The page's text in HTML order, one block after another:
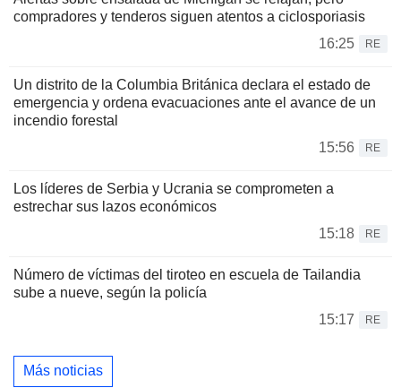
compradores y tenderos siguen atentos a ciclosporiasis
16:25
RE
Un distrito de la Columbia Británica declara el estado de
emergencia y ordena evacuaciones ante el avance de un
incendio forestal
15:56
RE
Los líderes de Serbia y Ucrania se comprometen a
estrechar sus lazos económicos
15:18
RE
Número de víctimas del tiroteo en escuela de Tailandia
sube a nueve, según la policía
15:17
RE
Más noticias